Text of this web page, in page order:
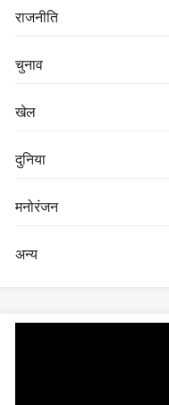
राजनीति
चुनाव
खेल
दुनिया
मनोरंजन
अन्य